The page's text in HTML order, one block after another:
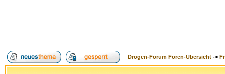
Drogen-Forum Foren-Übersicht ->